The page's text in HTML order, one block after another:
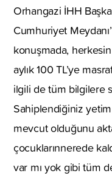
Orhangazi İHH
Cumhuriyet
konuşmada,
aylık 100 TL’ye
ilgili de tüm bilgilere
Sahiplendiğiniz
mevcut olduğunu
çocuklarınnerede
var mı yok gibi tüm